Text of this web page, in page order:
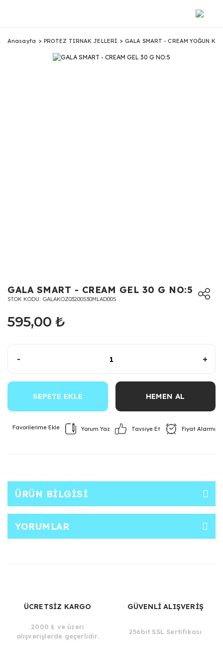
Anasayfa PROTEZ TIRNAK JELLERİ GALA SMART - CREAM YOĞUN
GALA SMART - CREAM GEL 30 G NO:5
STOK KODU GALAKOZ03200530MLAD005
595,00 ₺
- +
SEPETE EKLE HEMEN AL
Yorum Yaz Tavsiye Et Fiyat Alarmı
ÜRÜN BILGISI
YORUMLAR
ÜCRETSİZ KARGO
2000 ₺ ve üzeri
alışverişlerde geçerlidir.
GÜVENLİ ALIŞVERİŞ
256bit SSL Sertifikası